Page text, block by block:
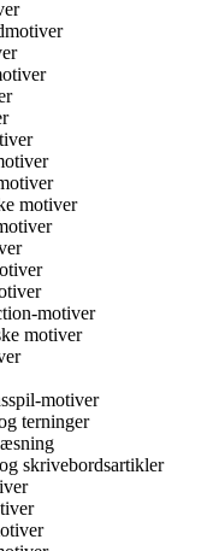
motiver
motiver
motiver
motiver
terninger
skrivebordsartikler